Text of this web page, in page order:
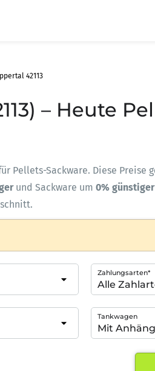
42113
– Heute
Pellets-Sackware. Diese Preise
und Sackware um 0% günstiger
Zahlungsarten*
Tankwagen